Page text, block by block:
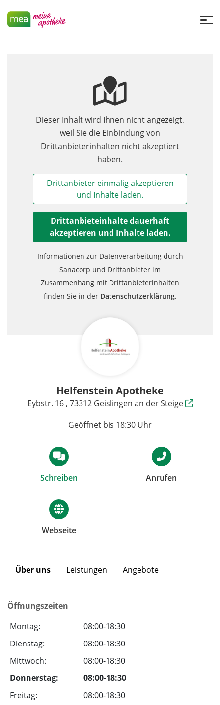
Dieser Inhalt wird Ihnen nicht angezeigt,
weil Sie die Einbindung von
Drittanbieterinhalten nicht akzeptiert
haben.
Drittanbieter einmalig akzeptieren
und Inhalte laden.
Drittanbieteinhalte dauerhaft
akzeptieren und Inhalte laden.
Informationen zur Datenverarbeitung durch
Sanacorp und Drittanbieter im
Zusammenhang mit Drittanbieterinhalten
finden Sie in der Datenschutzerklärung.
Helfenstein Apotheke
Eybstr. 16 , 73312 Geislingen an der Steige
Geöffnet bis 18:30 Uhr
Schreiben Anrufen
Webseite
Über uns Leistungen Angebote
Öffnungszeiten
Montag:
08:00-18:30
Dienstag:
08:00-18:30
Mittwoch:
08:00-18:30
Donnerstag:
08:00-18:30
Freitag:
08:00-18:30